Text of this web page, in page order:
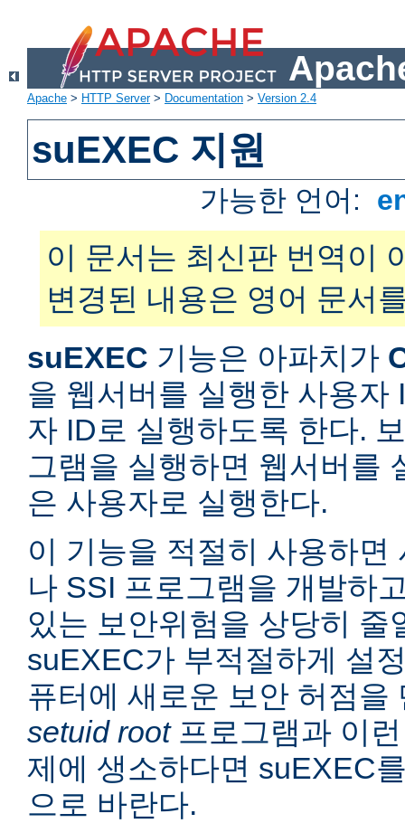
Apache > HTTP Server> Documentation > Version 2.4
suEXEC 지원
가능한 언어:
이 문서는 최신판 번역이
변경된 내용은 영어 문서
suEXEC 기능은 아파치가
을 웹서버를 실행한 사용자
자 ID로 실행하도록 한다.
그램을 실행하면 웹서버를
은 사용자로 실행한다.
이 기능을 적절히 사용하면
나 SSI 프로그램을 개발하
있는 보안위험을 상당히 줄
suEXEC가 부적절하게 설
퓨터에 새로운 보안 허점을
setuid root프로그램과 이
제에 생소하다면 suEXEC
으로 바란다.